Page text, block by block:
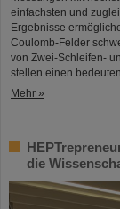
einfachsten und
Ergebnisse
Coulomb-Felder
von Zwei-Schleifen-
stellen einen
Mehr »
die